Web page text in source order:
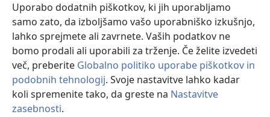
Uporabo dodatnih piškotkov, ki jih uporabljamo
samo zato, da izboljšamo vašo uporabniško izkušnjo,
lahko sprejmete ali zavrnete. Vaših podatkov ne
bomo prodali ali uporabili za trženje. Če želite izvedeti
več, preberite Globalno politiko uporabe piškotkov in
podobnih tehnologij. Svoje nastavitve lahko kadar
koli spremenite tako, da greste na Nastavitve
zasebnosti.
Nastavitev izgleda
Copyright© 2026 Watch Tower Bible and Tract Society of Pennsylvania.
POGOJI UPORABE